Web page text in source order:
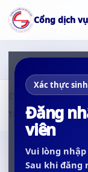
Cổng dịch
Xác thực sinh
Đăng
viên
Vui lòng nhập
Sau khi đăng
© Cao đẳng Sài
Tra cứu hồ sơ,